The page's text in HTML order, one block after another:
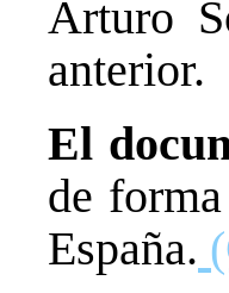
Arturo
anterior.
El
de
España.